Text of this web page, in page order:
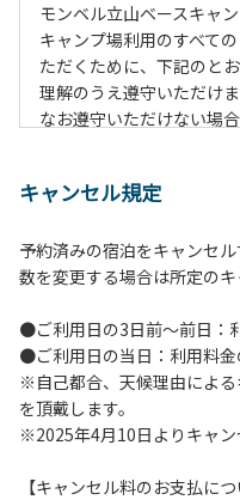
モンベル立山ベースキャ
キャンプ場利用のすべて
ただくために、下記のと
理解のうえ遵守いただけ
なお遵守いただけない場
【施設全体に関する注意事
２.利用上のルールを遵守
てください。
４.場内を車で移動する場
行ってください。
５.施設内は土足禁止です
６.コテージ・ロッジ棟内
７.ゴミは分別した上で、
８.不可抗力以外の事由に
キャンセル規定
予約済みの宿泊をキャンセ
数を変更する場合は所定のキ
●ご利用日の3日前～前日：
●ご利用日の当日：利用料
※自己都合、天候理由によ
を頂戴します。
※2025年4月10日よりキャン
【キャンセル料のお支払につ